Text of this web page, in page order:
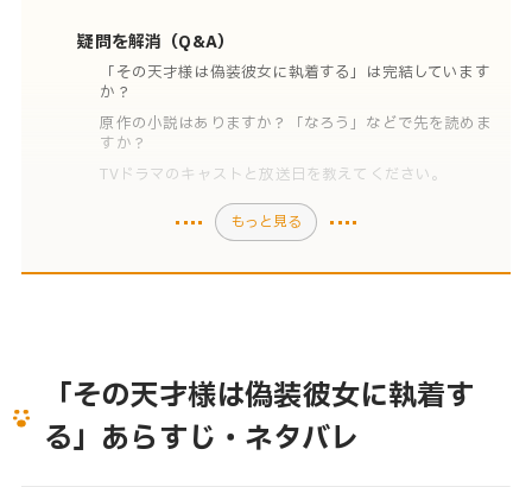
疑問を解消（Q&A）
「その天才様は偽装彼女に執着する」は完結しています
か？
原作の小説はありますか？「なろう」などで先を読めま
すか？
TVドラマのキャストと放送日を教えてください。
もっと見る
「その天才様は偽装彼女に執着す
る」あらすじ・ネタバレ